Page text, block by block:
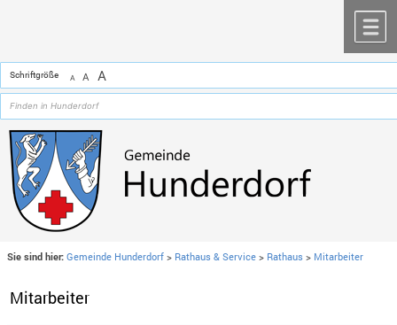
Schriftgröße A A A
Sie sind hier: Gemeinde Hunderdorf > Rathaus & Service > Rathaus > Mitarbeiter
Mitarbeiter